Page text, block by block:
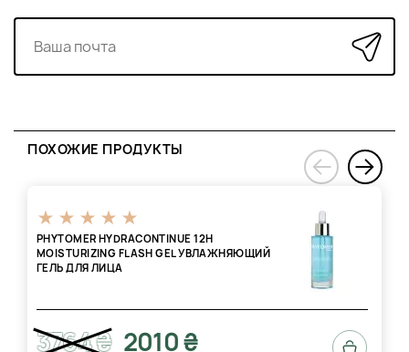
ПОХОЖИЕ ПРОДУКТЫ
PHYTOMER HYDRACONTINUE 12H
MOISTURIZING FLASH GEL УВЛАЖНЯЮЩИЙ
ГЕЛЬ ДЛЯ ЛИЦА
3764 ₴ 2010 ₴
‹
›